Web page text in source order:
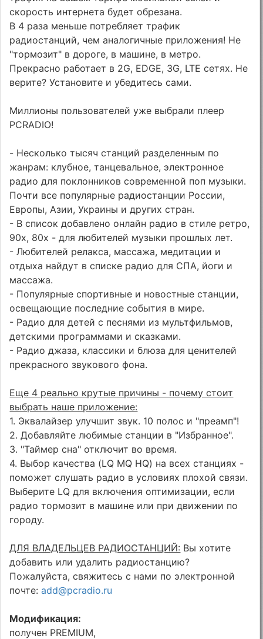
скорость интернета будет обрезана.
В 4 раза меньше потребляет трафик
радиостанций, чем аналогичные приложения! Не
"тормозит" в дороге, в машине, в метро.
Прекрасно работает в 2G, EDGE, 3G, LTE сетях. Не
верите? Установите и убедитесь сами.
Миллионы пользователей уже выбрали плеер
PCRADIO!
- Несколько тысяч станций разделенным по
жанрам: клубное, танцевальное, электронное
радио для поклонников современной поп музыки.
Почти все популярные радиостанции России,
Европы, Азии, Украины и других стран.
- В список добавлено онлайн радио в стиле ретро,
90х, 80х - для любителей музыки прошлых лет.
- Любителей релакса, массажа, медитации и
отдыха найдут в списке радио для СПА, йоги и
массажа.
- Популярные спортивные и новостные станции,
освещающие последние события в мире.
- Радио для детей с песнями из мультфильмов,
детскими программами и сказками.
- Радио джаза, классики и блюза для ценителей
прекрасного звукового фона.
Еще 4 реально крутые причины - почему стоит
выбрать наше приложение:
1. Эквалайзер улучшит звук. 10 полос и "преамп"!
2. Добавляйте любимые станции в "Избранное".
3. "Таймер сна" отключит во время.
4. Выбор качества (LQ MQ HQ) на всех станциях -
поможет слушать радио в условиях плохой связи.
Выберите LQ для включения оптимизации, если
радио тормозит в машине или при движении по
городу.
ДЛЯ ВЛАДЕЛЬЦЕВ РАДИОСТАНЦИЙ: Вы хотите
добавить или удалить радиостанцию?
Пожалуйста, свяжитесь с нами по электронной
почте:add@pcradio.ru
Модификация:
получен PREMIUM,